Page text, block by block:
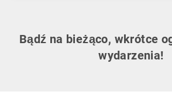
Bądź na bieżąco, wkrótce
wydarzenia!